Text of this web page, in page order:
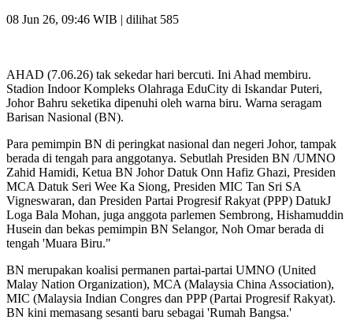
08 Jun 26, 09:46 WIB | dilihat 585
AHAD (7.06.26) tak sekedar hari bercuti. Ini Ahad membiru.
Stadion Indoor Kompleks Olahraga EduCity di Iskandar Puteri,
Johor Bahru seketika dipenuhi oleh warna biru. Warna seragam
Barisan Nasional (BN).
Para pemimpin BN di peringkat nasional dan negeri Johor, tampak
berada di tengah para anggotanya. Sebutlah Presiden BN /UMNO
Zahid Hamidi, Ketua BN Johor Datuk Onn Hafiz Ghazi, Presiden
MCA Datuk Seri Wee Ka Siong, Presiden MIC Tan Sri SA
Vigneswaran, dan Presiden Partai Progresif Rakyat (PPP) DatukJ
Loga Bala Mohan, juga anggota parlemen Sembrong, Hishamuddin
Husein dan bekas pemimpin BN Selangor, Noh Omar berada di
tengah 'Muara Biru."
BN merupakan koalisi permanen partai-partai UMNO (United
Malay Nation Organization), MCA (Malaysia China Association),
MIC (Malaysia Indian Congres dan PPP (Partai Progresif Rakyat).
BN kini memasang sesanti baru sebagai 'Rumah Bangsa.'